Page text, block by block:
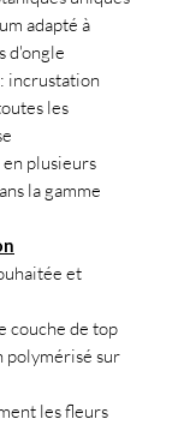
adapté à
d'ongle
incrustation
les
plusieurs
la gamme
et
couche de top
polymérisé sur
les fleurs